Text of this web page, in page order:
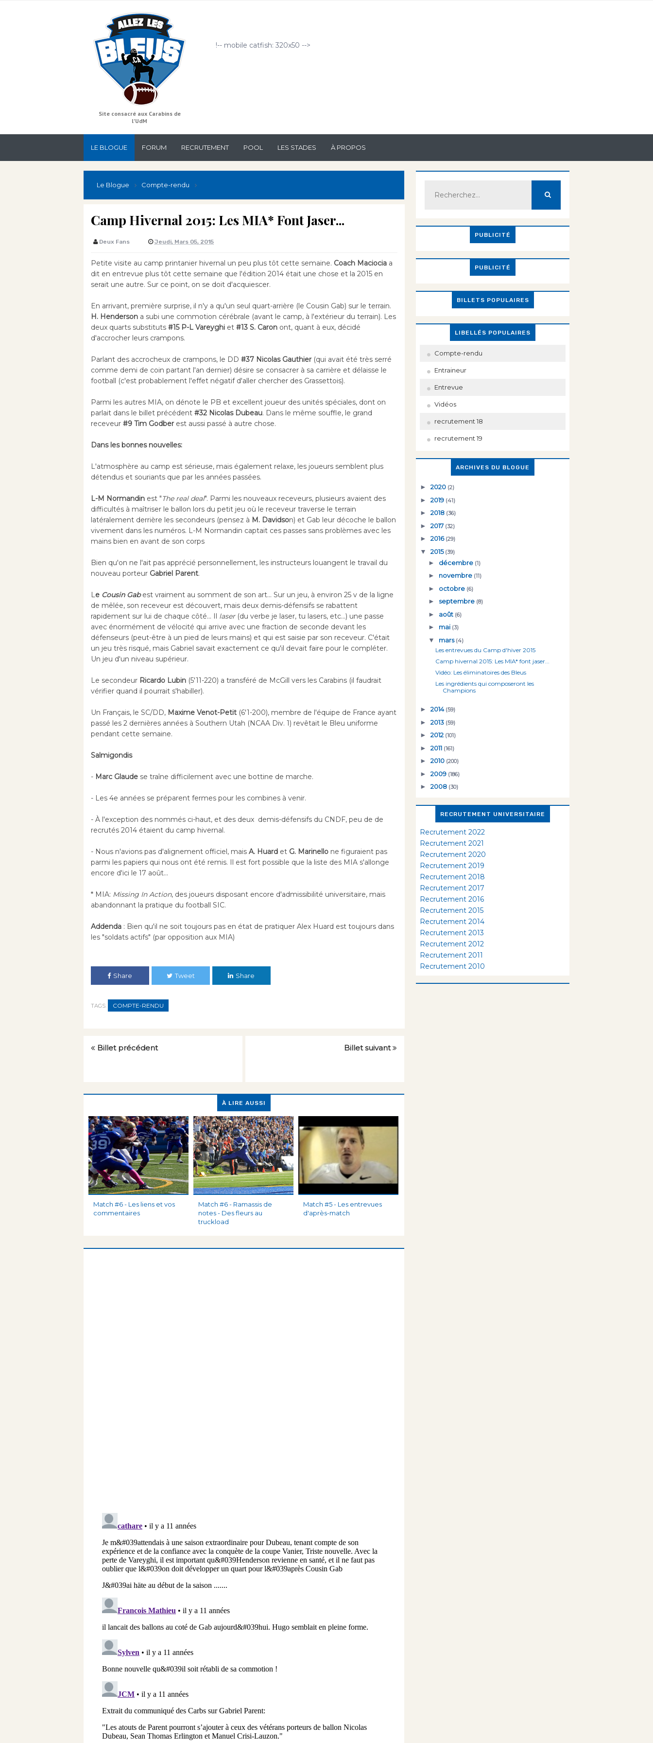
Site consacré aux Carabins de
l'UdM
!-- mobile catfish: 320x50 -->
LE BLOGUE FORUM RECRUTEMENT POOL LES STADES À PROPOS
Le Blogue Compte-rendu
Camp Hivernal 2015: Les MIA* Font Jaser...
Deux Fans Jeudi, Mars 05, 2015
Petite visite au camp printanier hivernal un peu plus tôt cette semaine. Coach Maciocia a
dit en entrevue plus tôt cette semaine que l'édition 2014 était une chose et la 2015 en
serait une autre. Sur ce point, on se doit d'acquiescer.
En arrivant, première surprise, il n'y a qu'un seul quart-arrière (le Cousin Gab) sur le terrain.
H. Henderson a subi une commotion cérébrale (avant le camp, à l'extérieur du terrain). Les
deux quarts substituts #15 P-L Vareyghi et #13 S. Caron ont, quant à eux, décidé
d'accrocher leurs crampons.
Parlant des accrocheux de crampons, le DD #37 Nicolas Gauthier (qui avait été très serré
comme demi de coin partant l'an dernier) désire se consacrer à sa carrière et délaisse le
football (c'est probablement l'effet négatif d'aller chercher des Grassettois).
Parmi les autres MIA, on dénote le PB et excellent joueur des unités spéciales, dont on
parlait dans le billet précédent #32 Nicolas Dubeau. Dans le même souffle, le grand
receveur #9 Tim Godberest aussi passé à autre chose.
Dans les bonnes nouvelles:
L'atmosphère au camp est sérieuse, mais également relaxe, les joueurs semblent plus
détendus et souriants que par les années passées.
L-M Normandin est "The real deal". Parmi les nouveaux receveurs, plusieurs avaient des
difficultés à maîtriser le ballon lors du petit jeu où le receveur traverse le terrain
latéralement derrière les secondeurs (pensez à M. Davidson) et Gab leur décoche le ballon
vivement dans les numéros. L-M Normandin captait ces passes sans problèmes avec les
mains bien en avant de son corps
Bien qu'on ne l'ait pas apprécié personnellement, les instructeurs louangent le travail du
nouveau porteur Gabriel Parent.
Le Cousin Gabest vraiment au somment de son art... Sur un jeu, à environ 25 v de la ligne
de mêlée, son receveur est découvert, mais deux demis-défensifs se rabattent
rapidement sur lui de chaque côté... Il laser (du verbe je laser, tu lasers, etc...) une passe
avec énormément de vélocité qui arrive avec une fraction de seconde devant les
défenseurs (peut-être à un pied de leurs mains) et qui est saisie par son receveur. C'était
un jeu très risqué, mais Gabriel savait exactement ce qu'il devait faire pour le compléter.
Un jeu d'un niveau supérieur.
Le secondeur Ricardo Lubin (5'11-220) a transféré de McGill vers les Carabins (il faudrait
vérifier quand il pourrait s'habiller).
Un Français, le SC/DD, Maxime Venot-Petit (6'1-200), membre de l'équipe de France ayant
passé les 2 dernières années à Southern Utah (NCAA Div. 1) revêtait le Bleu uniforme
pendant cette semaine.
Salmigondis
- Marc Glaude se traîne difficilement avec une bottine de marche.
- Les 4e années se préparent fermes pour les combines à venir.
- À l'exception des nommés ci-haut, et des deux demis-défensifs du CNDF, peu de de
recrutés 2014 étaient du camp hivernal.
- Nous n'avions pas d'alignement officiel, mais A. Huard et G. Marinello ne figuraient pas
parmi les papiers qui nous ont été remis. Il est fort possible que la liste des MIA s'allonge
encore d'ici le 17 août...
* MIA: Missing In Action, des joueurs disposant encore d'admissibilité universitaire, mais
abandonnant la pratique du football SIC.
Addenda : Bien qu'il ne soit toujours pas en état de pratiquer Alex Huard est toujours dans
les "soldats actifs" (par opposition aux MIA)
Share Tweet Share
TAGS: COMPTE-RENDU
Billet précédent Billet suivant
À LIRE AUSSI
Match #6 - Les liens et vos
commentaires
Match #6 - Ramassis de
notes - Des fleurs au
truckload
Match #5 - Les entrevues
d'après-match
PUBLICITÉ
PUBLICITÉ
BILLETS POPULAIRES
LIBELLÉS POPULAIRES
Compte-rendu
Entraineur
Entrevue
Vidéos
recrutement 18
recrutement 19
ARCHIVES DU BLOGUE
► 2020 (2)
► 2019 (41)
► 2018 (36)
► 2017 (32)
► 2016 (29)
▼ 2015 (39)
► décembre (1)
► novembre (11)
► octobre (6)
► septembre (8)
► août (6)
► mai (3)
▼ mars (4)
Les entrevues du Camp d'hiver 2015
Camp hivernal 2015: Les MIA* font jaser...
Vidéo: Les éliminatoires des Bleus
Les ingrédients qui composeront les
Champions
► 2014 (59)
► 2013 (59)
► 2012 (101)
► 2011 (161)
► 2010 (200)
► 2009 (186)
► 2008 (30)
RECRUTEMENT UNIVERSITAIRE
Recrutement 2022
Recrutement 2021
Recrutement 2020
Recrutement 2019
Recrutement 2018
Recrutement 2017
Recrutement 2016
Recrutement 2015
Recrutement 2014
Recrutement 2013
Recrutement 2012
Recrutement 2011
Recrutement 2010